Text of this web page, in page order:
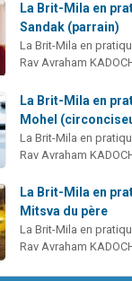
La Brit-Mila en
Sandak (parrain)
La Brit-Mila en
Rav Avraham
La Brit-Mila en
Mohel
La Brit-Mila en
Rav Avraham
La Brit-Mila en
Mitsva du père
La Brit-Mila en
Rav Avraham